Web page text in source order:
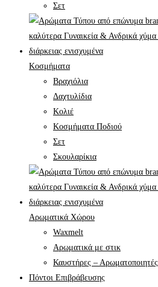
Σετ
Κοσμήματα
Βραχιόλια
Δαχτυλίδια
Κολιέ
Κοσμήματα Ποδιού
Σετ
Σκουλαρίκια
Αρωματικά Χώρου
Waxmelt
Αρωματικά με στικ
Καυστήρες – Αρωματοποιητές
Πόντοι Επιβράβευσης